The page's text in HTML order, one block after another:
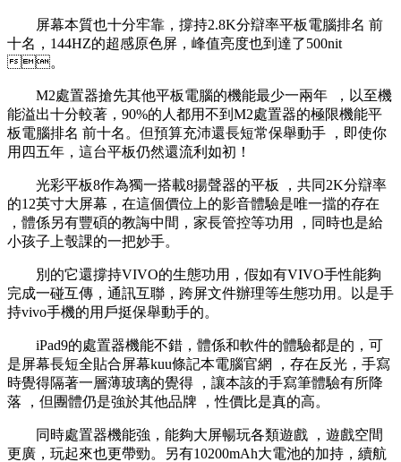
屏幕本質也十分牢靠，撐持2.8K分辯率平板電腦排名 前
十名，144HZ的超感原色屏 ，峰值亮度也到達了500nit
。
M2處置器搶先其他平板電腦的機能最少一兩年  ，以至機
能溢出十分較著，90%的人都用不到M2處置器的極限機能平
板電腦排名 前十名 。但預算充沛還長短常保舉動手 ，即使你
用四五年，這台平板仍然還流利如初！
光彩平板8作為獨一搭載8揚聲器的平板 ，共同2K分辯率
的12英寸大屏幕，在這個價位上的影音體驗是唯一擋的存在
，體係另有豐碩的教誨中間 ，家長管控等功用 ，同時也是給
小孩子上彀課的一把妙手。
別的它還撐持VIVO的生態功用，假如有VIVO手性能夠
完成一碰互傳，通訊互聯，跨屏文件辦理等生態功用。以是手
持vivo手機的用戶挺保舉動手的。
iPad9的處置器機能不錯，體係和軟件的體驗都是的，可
是屏幕長短全貼合屏幕kuu條記本電腦官網 ，存在反光，手寫
時覺得隔著一層薄玻璃的覺得 ，讓本該的手寫筆體驗有所降
落 ，但團體仍是強於其他品牌 ，性價比是真的高。
同時處置器機能強 ，能夠大屏暢玩各類遊戲 ，遊戲空間
更廣，玩起來也更帶勁。另有10200mAh大電池的加持，續航